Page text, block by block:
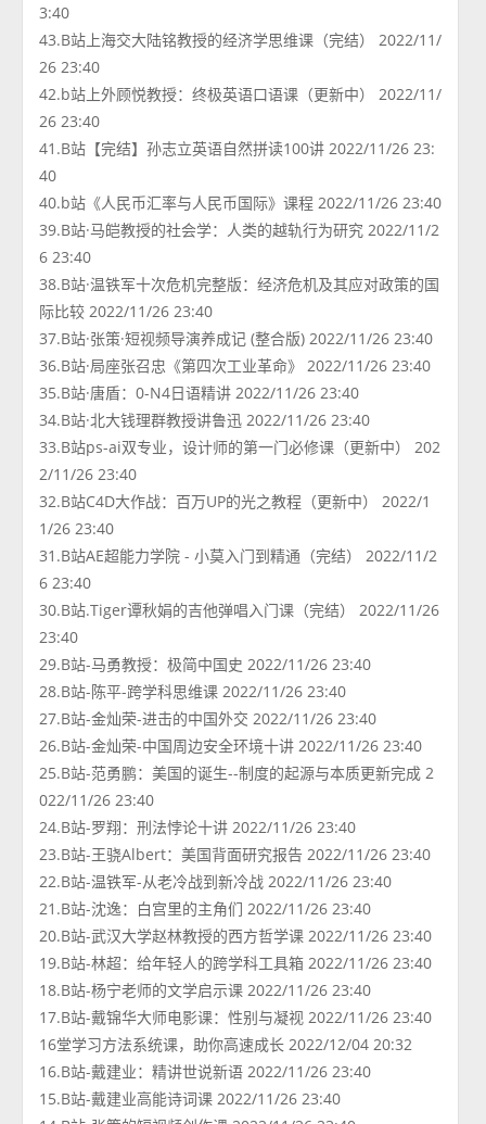
3:40
43.B站上海交大陆铭教授的经济学思维课（完结） 2022/11/
26 23:40
42.b站上外顾悦教授：终极英语口语课（更新中） 2022/11/
26 23:40
41.B站【完结】孙志立英语自然拼读100讲 2022/11/26 23:
40
40.b站《人民币汇率与人民币国际》课程 2022/11/26 23:40
39.B站·马皑教授的社会学：人类的越轨行为研究 2022/11/2
6 23:40
38.B站·温铁军十次危机完整版：经济危机及其应对政策的国
际比较 2022/11/26 23:40
37.B站·张策·短视频导演养成记 (整合版) 2022/11/26 23:40
36.B站·局座张召忠《第四次工业革命》 2022/11/26 23:40
35.B站·唐盾：0-N4日语精讲 2022/11/26 23:40
34.B站·北大钱理群教授讲鲁迅 2022/11/26 23:40
33.B站ps-ai双专业，设计师的第一门必修课（更新中） 202
2/11/26 23:40
32.B站C4D大作战：百万UP的光之教程（更新中） 2022/1
1/26 23:40
31.B站AE超能力学院 - 小莫入门到精通（完结） 2022/11/2
6 23:40
30.B站.Tiger谭秋娟的吉他弹唱入门课（完结） 2022/11/26
23:40
29.B站-马勇教授：极简中国史 2022/11/26 23:40
28.B站-陈平-跨学科思维课 2022/11/26 23:40
27.B站-金灿荣-进击的中国外交 2022/11/26 23:40
26.B站-金灿荣-中国周边‭‮全安‬‬环境十讲 2022/11/26 23:40
25.B站-范勇鹏：美国的诞生--制度的起源与本质更新完成 2
022/11/26 23:40
24.B站-罗翔：刑法悖论十讲 2022/11/26 23:40
23.B站-王骁Albert：美国背面研究报告 2022/11/26 23:40
22.B站-温铁军-从老冷战到新冷战 2022/11/26 23:40
21.B站-沈逸：白宫里的主角们 2022/11/26 23:40
20.B站-武汉大学赵林教授的西方哲学课 2022/11/26 23:40
19.B站-林超：给年轻人的跨学科工具箱 2022/11/26 23:40
18.B站-杨宁老师的文学启示课 2022/11/26 23:40
17.B站-戴锦华大师电影课：性别与凝视 2022/11/26 23:40
16堂学习方法系统课，助你高速成长 2022/12/04 20:32
16.B站-戴建业：精讲世说新语 2022/11/26 23:40
15.B站-戴建业高能诗词课 2022/11/26 23:40